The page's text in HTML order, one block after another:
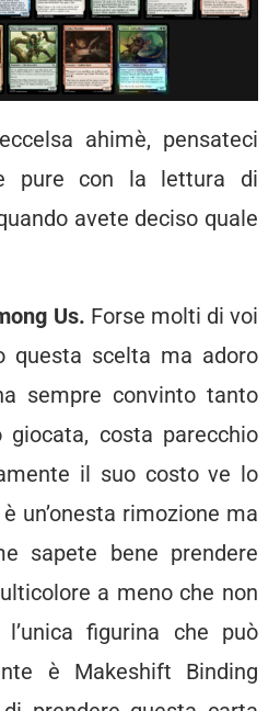
ahimè, pensateci
pure con la lettura di
avete deciso quale
Us. Forse molti di voi
questa scelta ma adoro
sempre convinto tanto
giocata, costa parecchio
il suo costo ve lo
un’onesta rimozione ma
sapete bene prendere
a meno che non
figurina che può
è Makeshift Binding